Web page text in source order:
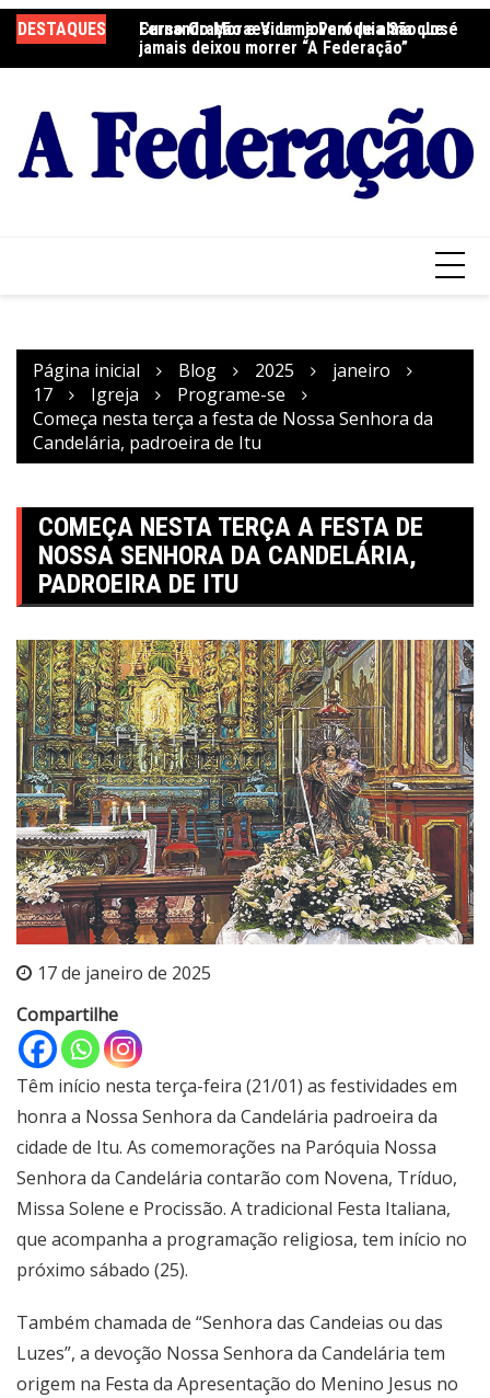
para
o
DESTAQUES
Fernando Moraes: um jovem de alma que
jamais deixou morrer “A Federação”
Curso Oração e Vida na Paróquia São José
Página inicial Blog 2025
janeiro
17
Igreja
Programe-se
Começa nesta terça a festa de Nossa Senhora da
Candelária, padroeira de Itu
COMEÇA NESTA TERÇA A FESTA DE
NOSSA SENHORA DA CANDELÁRIA,
PADROEIRA DE ITU
17 de janeiro de 2025
Compartilhe
Têm início nesta terça-feira (21/01) as festividades em
honra a Nossa Senhora da Candelária padroeira da
cidade de Itu. As comemorações na Paróquia Nossa
Senhora da Candelária contarão com Novena, Tríduo,
Missa Solene e Procissão. A tradicional Festa Italiana,
que acompanha a programação religiosa, tem início no
próximo sábado (25).
Também chamada de “Senhora das Candeias ou das
Luzes”, a devoção Nossa Senhora da Candelária tem
origem na Festa da Apresentação do Menino Jesus no